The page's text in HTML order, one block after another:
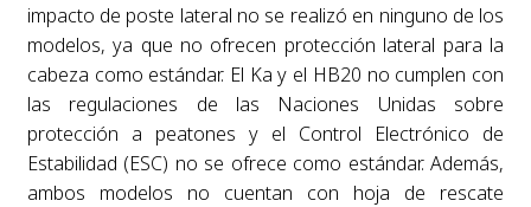
impacto de poste lateral no se realizó en ninguno de los
modelos, ya que no ofrecen protección lateral para la
cabeza como estándar. El Ka y el HB20 no cumplen con
las regulaciones de las Naciones Unidas sobre
protección a peatones y el Control Electrónico de
Estabilidad (ESC) no se ofrece como estándar. Además,
ambos modelos no cuentan con hoja de rescate